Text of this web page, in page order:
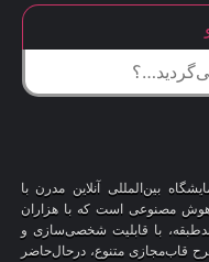
بین‌المللی آنلاین مدرن با
هوش مصنوعی است که با هزاران
با قابلیت شخصی‌سازی و
قاب‌مجازی متنوع، درحال‌حاضر